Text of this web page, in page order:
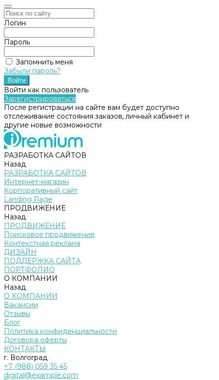
Логин
Пароль
Запомнить меня
Забыли пароль?
Войти как пользователь
Зарегистрироваться
После регистрации на сайте вам будет доступно
отслеживание состояния заказов, личный кабинет и
другие новые возможности
РАЗРАБОТКА САЙТОВ
Назад
РАЗРАБОТКА САЙТОВ
Интернет-магазин
Корпоративный сайт
Landing Page
ПРОДВИЖЕНИЕ
Назад
ПРОДВИЖЕНИЕ
Поисковое продвижение
Контекстная реклама
ДИЗАЙН
ПОДДЕРЖКА САЙТА
ПОРТФОЛИО
О КОМПАНИИ
Назад
О КОМПАНИИ
Вакансии
Отзывы
Блог
Политика конфиденциальности
Договора оферты
КОНТАКТЫ
г. Волгоград
+7 (988) 059 35 45
digital@example.com